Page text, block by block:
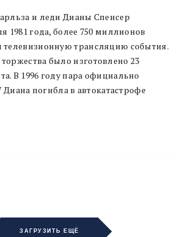
и леди Дианы Спенсер
1981 года, более 750 миллионов
телевизионную трансляцию события.
было изготовлено 23
В 1996 году пара официально
Диана погибла в автокатастрофе
ЗАГРУЗИТЬ ЕЩЁ